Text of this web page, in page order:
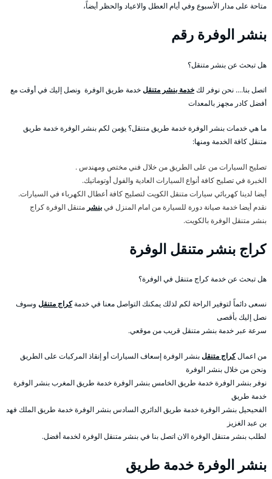
متاحة على مدار الأسبوع وفي أيام العطل والاعياد والحظر أيضاً،
بنشر الوفرة رقم
هل تبحث عن بنشر متنقل؟
اتصل بنا…. نحن نوفر لكخدمة بنشر متنقلخدمة طريق الوفرة ونصل إليك في أوقت مع
أفضل كادر مجهز بالمعدات
ما هي خدمات بنشر الوفرة خدمة طريق متنقل؟ يؤمن لكم بنشر الوفرة خدمة طريق
متنقل كافة الخدمة ومنها:
تصليح السيارات من على الطريق من خلال فني مختص ومهندس .
الخبرة في تصليح كافة أنواع السيارات العادية والفول أوتوماتيك.
أيضا لدينا كهربائي سيارات متنقل الكويت لتصليح كافة أعطال الكهرباء في السيارات.
نقدم أيضا خدمة صيانة دورة للسيارة من امام المنزل فيبنشر متنقل الوفرة كراج
بنشر متنقل الوفرة بالكويت.
كراج بنشر متنقل الوفرة
هل تبحث عن خدمة كراج متنقل في الوفرة؟
نسعى دائماً لتوفير الراحة لكم لذلك يمكنك التواصل معنا في خدمةكراج متنقل وسوف
نصل إليك بأقصى
سرعة عبر خدمة بنشر متنقل قريب من موقعي.
من اعمالكراج متنقلبنشر الوفرة إسعاف السيارات أو إنقاذ المركبات على الطريق
ونحن من خلال بنشر الوفرة
نوفر بنشر الوفرة خدمة طريق الخامس بنشر الوفرة خدمة طريق المغرب بنشر الوفرة
خدمة طريق
الفحيحيل بنشر الوفرة خدمة طريق الدائري السادس بنشر الوفرة خدمة طريق الملك فهد
بن عبد الغزيز
لطلب بنشر متنقل الوفرة الان اتصل بنا في بنشر متنقل الوفرة لخدمة أفضل.
بنشر الوفرة خدمة طريق